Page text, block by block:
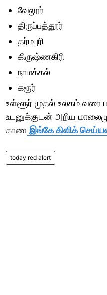
வேலூர்
திருப்பத்தூர்
தர்மபுரி
கிருஷ்ணகிரி
நாமக்கல்
கரூர்
உள்ளூர் முதல் உலகம் வரை
உடனுக்குடன் அறிய
காண இங்கே கிளிக்
today red alert